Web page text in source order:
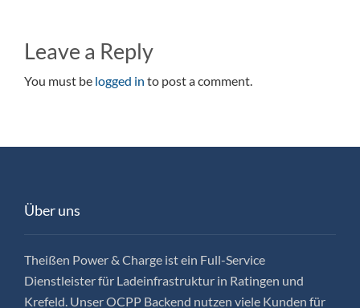
Leave a Reply
You must be logged in to post a comment.
Über uns
Theißen Power & Charge ist ein Full-Service
Dienstleister für Ladeinfrastruktur in Ratingen und
Krefeld. Unser OCPP Backend nutzen viele Kunden für